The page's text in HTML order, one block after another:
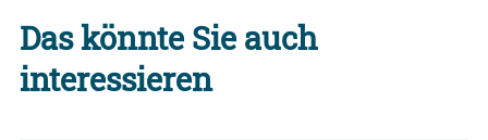
Das könnte Sie auch
interessieren